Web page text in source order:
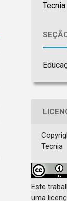
Tecnia
Tecnia
Este
uma